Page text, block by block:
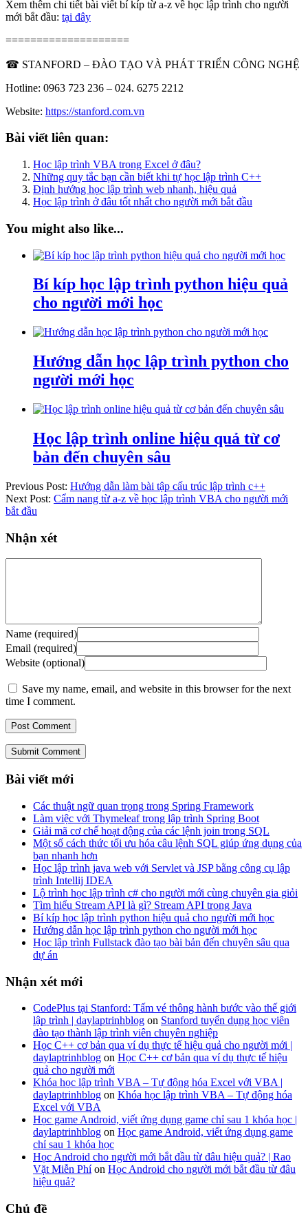
Xem thêm chi tiết bài viết bí kíp từ a-z về học lập trình cho người
mới bắt đầu: tại đây
====================
☎ STANFORD – ĐÀO TẠO VÀ PHÁT TRIỂN CÔNG NGHỆ
Hotline: 0963 723 236 – 024. 6275 2212
Website: https://stanford.com.vn
Bài viết liên quan:
Học lập trình VBA trong Excel ở đâu?
Những quy tắc bạn cần biết khi tự học lập trình C++
Định hướng học lập trình web nhanh, hiệu quả
Học lập trình ở đâu tốt nhất cho người mới bắt đầu
You might also like...
Bí kíp học lập trình python hiệu quả
cho người mới học
Hướng dẫn học lập trình python cho
người mới học
Học lập trình online hiệu quả từ cơ
bản đến chuyên sâu
Previous Post: Hướng dẫn làm bài tập cấu trúc lập trình c++
Next Post: Cẩm nang từ a-z về học lập trình VBA cho người mới
bắt đầu
Nhận xét
Name (required)
Email (required)
Website (optional)
Save my name, email, and website in this browser for the next
time I comment.
Submit Comment
Bài viết mới
Các thuật ngữ quan trọng trong Spring Framework
Làm việc với Thymeleaf trong lập trình Spring Boot
Giải mã cơ chế hoạt động của các lệnh join trong SQL
Một số cách thức tối ưu hóa câu lệnh SQL giúp ứng dụng của
bạn nhanh hơn
Học lập trình java web với Servlet và JSP bằng công cụ lập
trình Intellij IDEA
Lộ trình học lập trình c# cho người mới cùng chuyên gia giỏi
Tìm hiểu Stream API là gì? Stream API trong Java
Bí kíp học lập trình python hiệu quả cho người mới học
Hướng dẫn học lập trình python cho người mới học
Học lập trình Fullstack đào tạo bài bản đến chuyên sâu qua
dự án
Nhận xét mới
CodePlus tại Stanford: Tấm vé thông hành bước vào thế giới
lập trình | daylaptrinhblog on Stanford tuyển dụng học viên
đào tạo thành lập trình viên chuyên nghiệp
Học C++ cơ bản qua ví dụ thực tế hiệu quả cho người mới |
daylaptrinhblog on Học C++ cơ bản qua ví dụ thực tế hiệu
quả cho người mới
Khóa học lập trình VBA – Tự động hóa Excel với VBA |
daylaptrinhblog on Khóa học lập trình VBA – Tự động hóa
Excel với VBA
Học game Android, viết ứng dụng game chỉ sau 1 khóa học |
daylaptrinhblog on Học game Android, viết ứng dụng game
chỉ sau 1 khóa học
Học Android cho người mới bắt đầu từ đâu hiệu quả? | Rao
Vặt Miễn Phíon Học Android cho người mới bắt đầu từ đâu
hiệu quả?
Chủ đề